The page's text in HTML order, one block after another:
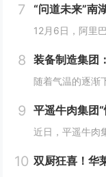
7
8 装备制造集团
9 平遥牛肉集团
10 双厨狂喜！华